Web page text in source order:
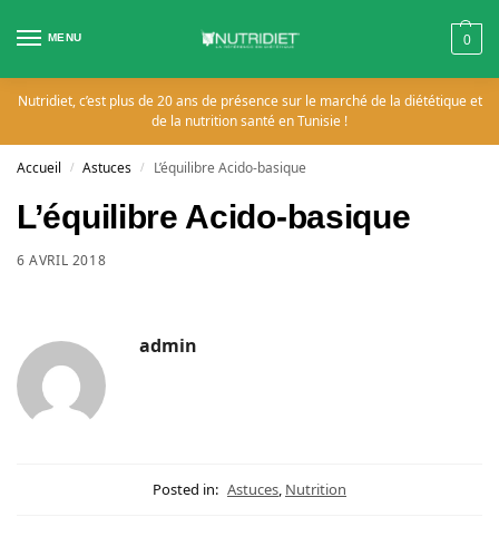
MENU 0
Nutridiet, c’est plus de 20 ans de présence sur le marché de la diététique et
de la nutrition santé en Tunisie !
Accueil / Astuces / L’équilibre Acido-basique
L’équilibre Acido-basique
6 AVRIL 2018
admin
Posted in: Astuces, Nutrition